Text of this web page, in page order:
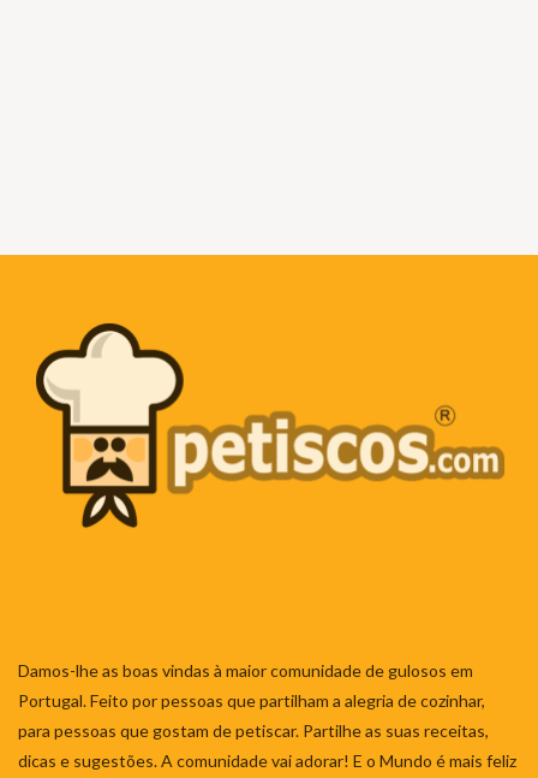
Damos-lhe as boas vindas à maior comunidade de gulosos em
Portugal. Feito por pessoas que partilham a alegria de cozinhar,
para pessoas que gostam de petiscar. Partilhe as suas receitas,
dicas e sugestões. A comunidade vai adorar! E o Mundo é mais feliz